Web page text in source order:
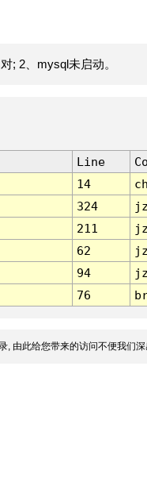
; 2、mysql未启动。
Line
14
324
211
62
94
76
, 由此给您带来的访问不便我们深